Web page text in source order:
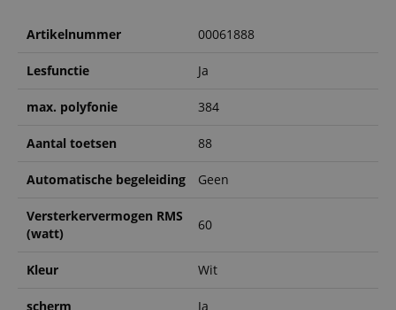
Artikelnummer 00061888
Lesfunctie Ja
max. polyfonie 384
Aantal toetsen 88
Automatische begeleiding Geen
Versterkervermogen RMS
(watt)
60
Kleur Wit
scherm Ja